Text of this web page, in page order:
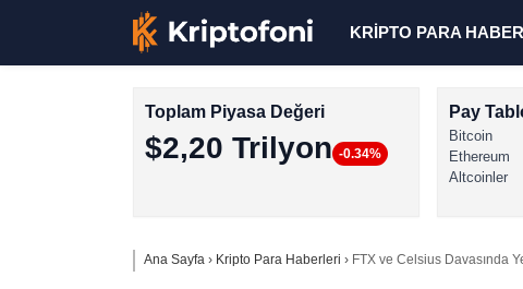
KRİPTO PARA
Toplam Piyasa Değeri
$2,20 Trilyon -0.34%
Pay
Bitcoin
Ethereum
Altcoinler
Ana Sayfa › Kripto Para Haberleri › FTX ve Celsius Davasında